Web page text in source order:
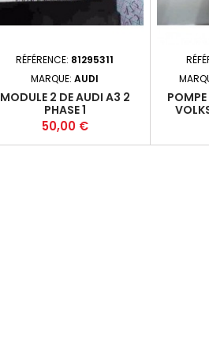
RÉFÉRENCE: 81295311
MARQUE: AUDI
MODULE 2 DE AUDI A3 2
PHASE 1
Prix
50,00 €